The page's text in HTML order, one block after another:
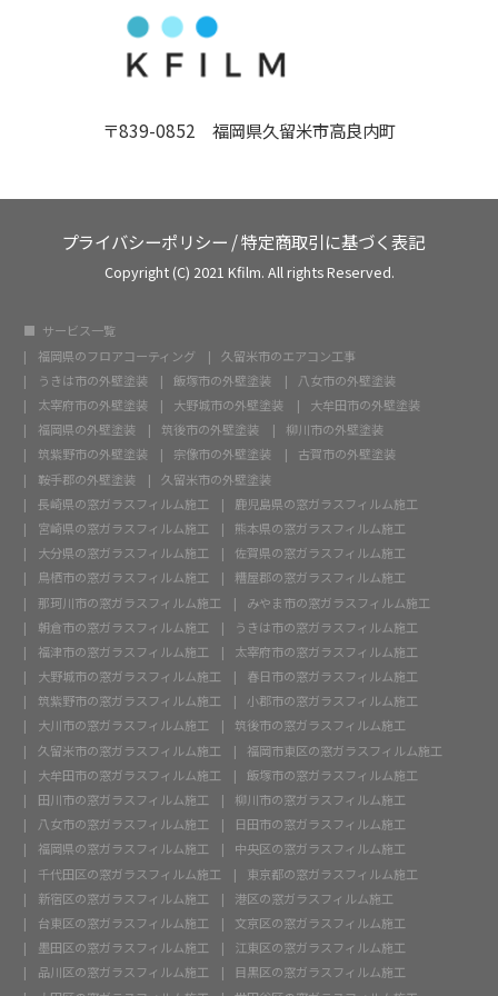
〒839-0852 福岡県久留米市高良内町
プライバシーポリシー /特定商取引に基づく表記
Copyright (C) 2021 Kfilm. All rights Reserved.
サービス一覧
福岡県のフロアコーティング
久留米市のエアコン工事
うきは市の外壁塗装
飯塚市の外壁塗装
八女市の外壁塗装
太宰府市の外壁塗装
大野城市の外壁塗装
大牟田市の外壁塗装
福岡県の外壁塗装
筑後市の外壁塗装
柳川市の外壁塗装
筑紫野市の外壁塗装
宗像市の外壁塗装
古賀市の外壁塗装
鞍手郡の外壁塗装
久留米市の外壁塗装
長崎県の窓ガラスフィルム施工
鹿児島県の窓ガラスフィルム施工
宮崎県の窓ガラスフィルム施工
熊本県の窓ガラスフィルム施工
大分県の窓ガラスフィルム施工
佐賀県の窓ガラスフィルム施工
鳥栖市の窓ガラスフィルム施工
糟屋郡の窓ガラスフィルム施工
那珂川市の窓ガラスフィルム施工
みやま市の窓ガラスフィルム施工
朝倉市の窓ガラスフィルム施工
うきは市の窓ガラスフィルム施工
福津市の窓ガラスフィルム施工
太宰府市の窓ガラスフィルム施工
大野城市の窓ガラスフィルム施工
春日市の窓ガラスフィルム施工
筑紫野市の窓ガラスフィルム施工
小郡市の窓ガラスフィルム施工
大川市の窓ガラスフィルム施工
筑後市の窓ガラスフィルム施工
久留米市の窓ガラスフィルム施工
福岡市東区の窓ガラスフィルム施工
大牟田市の窓ガラスフィルム施工
飯塚市の窓ガラスフィルム施工
田川市の窓ガラスフィルム施工
柳川市の窓ガラスフィルム施工
八女市の窓ガラスフィルム施工
日田市の窓ガラスフィルム施工
福岡県の窓ガラスフィルム施工
中央区の窓ガラスフィルム施工
千代田区の窓ガラスフィルム施工
東京都の窓ガラスフィルム施工
新宿区の窓ガラスフィルム施工
港区の窓ガラスフィルム施工
台東区の窓ガラスフィルム施工
文京区の窓ガラスフィルム施工
墨田区の窓ガラスフィルム施工
江東区の窓ガラスフィルム施工
品川区の窓ガラスフィルム施工
目黒区の窓ガラスフィルム施工